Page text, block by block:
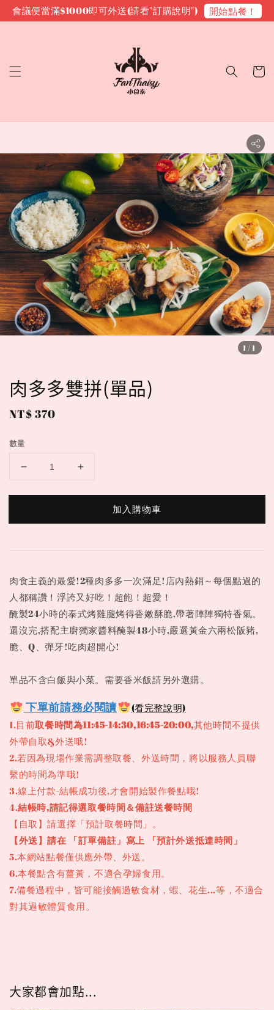
會議便當滿$1000即可外送(請看"訂購說明") 開始點餐！
1 /1
肉多多雙拼(單品)
Regular
NT$ 370
數量
加入購物車
肉食主義的最愛!2種肉多多一次滿足!店內熱銷～每個點過的
人都稱讚！浮誇又好吃！超飽！超愛！
醃製24小時的泰式烤雞腿烤得香嫩酥脆,帶著陣陣獨特香氣。
還沒完,搭配主廚獨家醬料醃製48小時,嚴選黃金六兩松阪豬,
脆、Q、彈牙!吃肉超開心!
單品不含白飯與小菜。需要香米飯請另外選購。
下單前請務必閱讀
(看完整說明)
1.目前取餐時間為11:45-14:30,16:45-20:00,其他時間不提供
外帶自取&外送哦!
2.若因為現場作業需調整取餐、外送時間，將以服務人員聯
繫的時間為準哦!
3.線上付款-結帳成功後,才會開始製作餐點哦!
4.結帳時,請記得選取餐時間＆備註送餐時間
【自取】請選擇「預計取餐時間」。
【外送】請在 「訂單備註」寫上 「預計外送抵達時間」
5.本網站點餐僅供應外帶、外送。
6.本餐點含有薑黃，不適合孕婦食用。
7.備餐過程中，皆可能接觸過敏食材，蝦、花生...等，不適合
對其過敏體質食用。
大家都會加點...